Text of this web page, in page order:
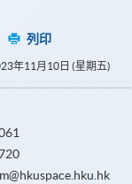
列印
年11月10日 (星期五)